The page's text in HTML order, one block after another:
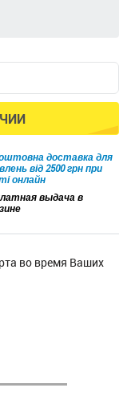
доставка для
від 2500 грн при
онлайн
выдача в
во время Ваших